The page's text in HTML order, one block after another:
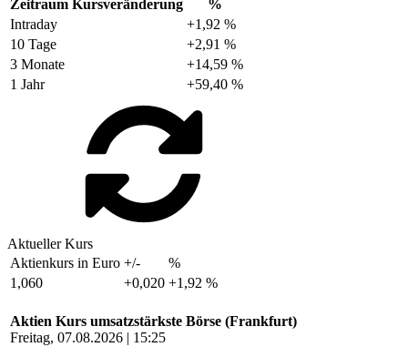
Zeitraum Kursveränderung
%
Intraday
+1,92 %
10 Tage
+2,91 %
3 Monate
+14,59 %
1 Jahr
+59,40 %
Aktueller Kurs
Aktienkurs in Euro +/-
%
1,060
+0,020 +1,92 %
Aktien Kurs umsatzstärkste Börse (Frankfurt)
Freitag, 07.08.2026 | 15:25